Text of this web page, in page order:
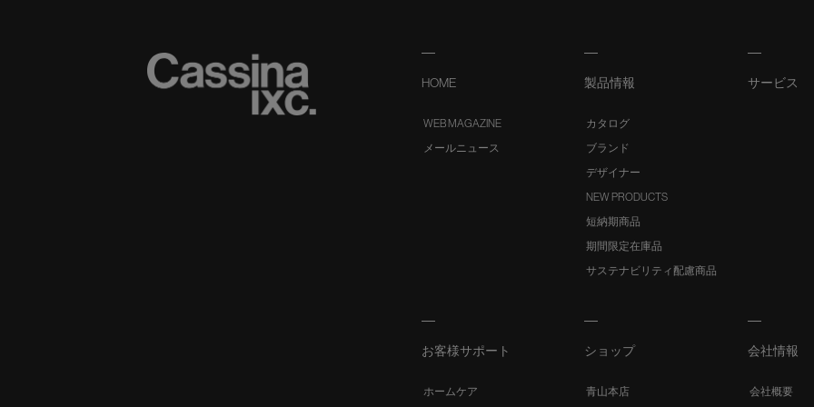
HOME
WEB MAGAZINE
メールニュース
製品情報
カタログ
ブランド
デザイナー
NEW PRODUCTS
短納期商品
期間限定在庫品
サステナビリティ配慮商品
サービス
お客様サポート
ホームケア
ショップ
青山本店
会社情報
会社概要